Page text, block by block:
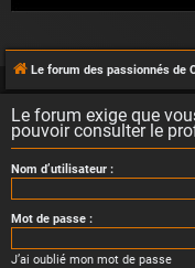
Le forum des passionnés de
Le forum exige que
pouvoir consulter le
Nom d’utilisateur :
Mot de passe :
J’ai oublié mon mot de passe